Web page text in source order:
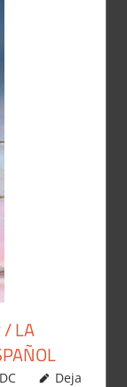
/ LA
DC
Deja